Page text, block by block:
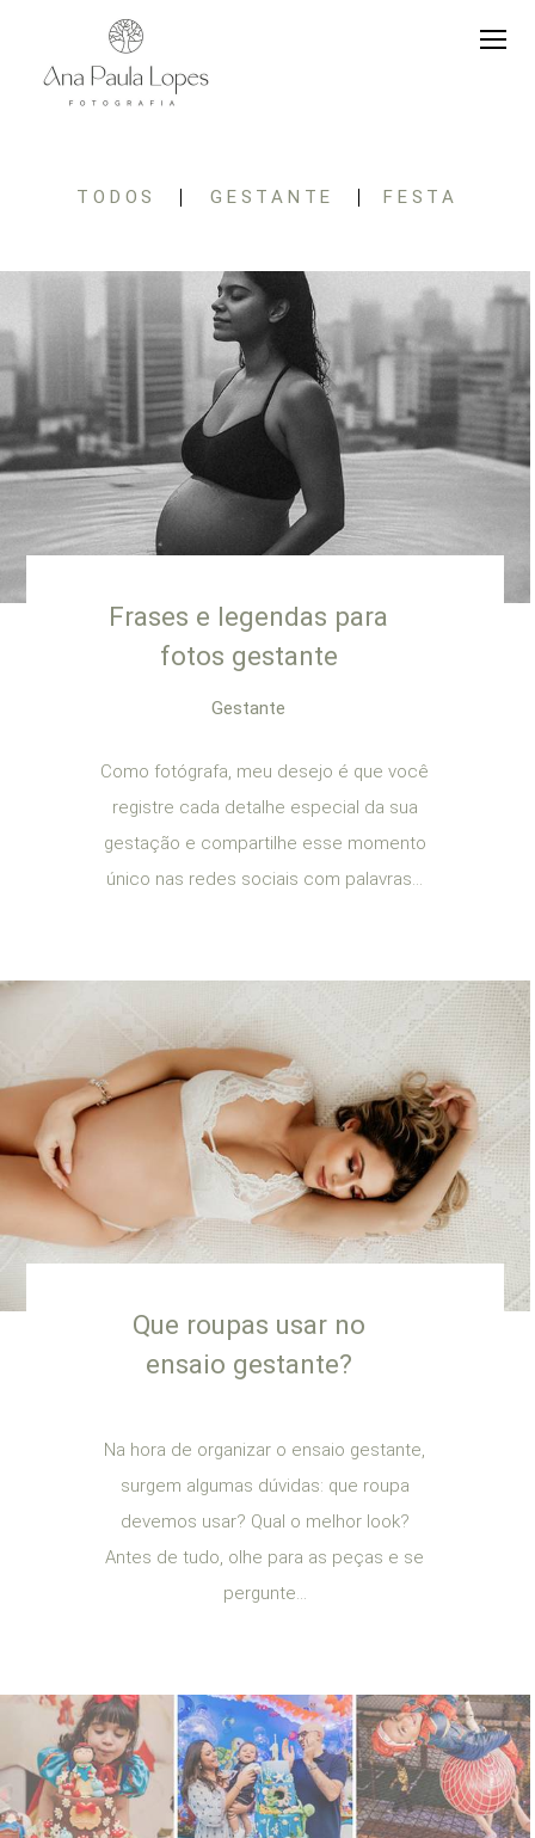
TODOS GESTANTE FESTA
Frases e legendas para
fotos gestante
Gestante
Como fotógrafa, meu desejo é que você
registre cada detalhe especial da sua
gestação e compartilhe esse momento
único nas redes sociais com palavras...
Que roupas usar no
ensaio gestante?
Na hora de organizar o ensaio gestante,
surgem algumas dúvidas: que roupa
devemos usar? Qual o melhor look?
Antes de tudo, olhe para as peças e se
pergunte...